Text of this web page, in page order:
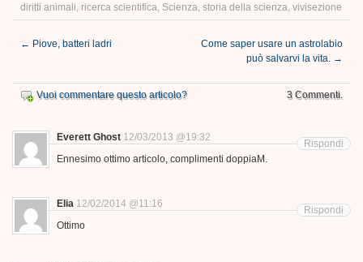
diritti animali ricerca scientifica Scienza storia della scienza vivisezione
← Piove, batteri ladri
Come saper usare un astrolabio
può salvarvi la vita.
→
Vuoi commentare questo articolo? 3 Commenti.
Everett Ghost 12/03/2013 @19:32
Ennesimo ottimo articolo, complimenti doppiaM.
Rispondi
Elia 12/02/2014 @11:16
Ottimo
Rispondi